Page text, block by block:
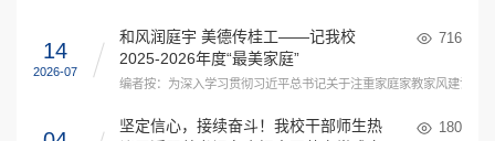
14
2026-07
和风润庭宇 美德传桂工——记我校
2025-2026年度“最美家庭”
716
编者按：为深入学习贯彻习近平总书记关于注重家庭家教家风建设的
坚定信心，接续奋斗！我校干部师生热
180